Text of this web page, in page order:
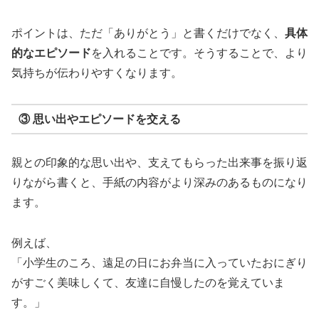
ポイントは、ただ「ありがとう」と書くだけでなく、 具体
的なエピソードを入れることです。そうすることで、より
気持ちが伝わりやすくなります。
③ 思い出やエピソードを交える
親との印象的な思い出や、支えてもらった出来事を振り返
りながら書くと、手紙の内容がより深みのあるものになり
ます。
例えば、
「小学生のころ、遠足の日にお弁当に入っていたおにぎり
がすごく美味しくて、友達に自慢したのを覚えていま
す。」